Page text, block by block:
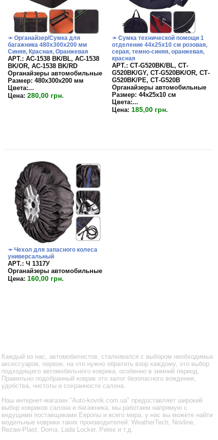
➛ Органайзер/Сумка для
багажника 480х300х200 мм
Синяя, Красная, Оранжевая
APT.: АС-1538 BK/BL, АС-1538
BK/OR, АС-1538 BK/RD
Органайзеры автомобильные
Размер: 480х300х200 мм
Цвета:...
Цена: 280,00 грн.
➛ Сумка технической помощи 1
отделение 44х25х10 см розовая,
серая, темно-синяя, оранжевая,
красная
APT.: СТ-G520BK/BL, СТ-
G520BK/GY, СТ-G520BK/OR, СТ-
G520BK/PE, СТ-G520B
Органайзеры автомобильные
Размер: 44х25х10 см
Цвета:...
Цена: 185,00 грн.
➛ Чехол для запасного колеса
универсальный
APT.: Ч 1317У
Органайзеры автомобильные
Цена: 160,00 грн.
Каждый из нас, автомобилистов, сталкивался с выбором необходимых
аксессуаров, первое, на что нужно обратить взор каждому, это выбор
подходящего автомобильного коврика, особенно в зимний период.
Правильно подобранный коврик это залог безопасного вождения,
удобства, чистоты и сохранности салона.
Наш интернет-магазин "Auto-kovrik.com.ua" предоставляет широкий
выбор ковриков салона и багажника, мы работаем напрямую с
ведущими поставщиками Европы и всего мира, у нас вы можете найти
модельные коврики таких производителей: WeatherTech, Novline,
Rezaw-Plast, Doma, Lada Locker, Petex и т.д.